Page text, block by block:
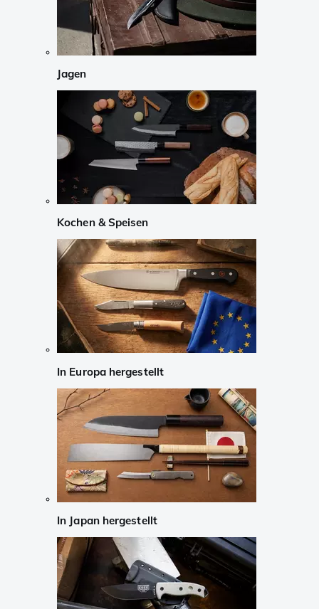
Jagen
Kochen & Speisen
In Europa hergestellt
In Japan hergestellt